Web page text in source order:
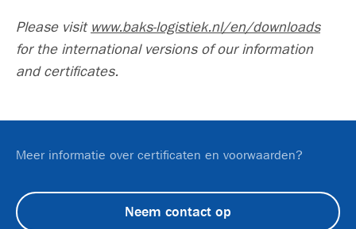
Please visit www.baks-logistiek.nl/en/downloads
for the international versions of our information
and certificates.
Meer informatie over certificaten en voorwaarden?
Neem contact op